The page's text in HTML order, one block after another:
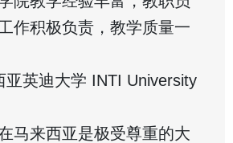
作积极负责，教学质量一
英迪大学 INTI University
来西亚是极受尊重的大